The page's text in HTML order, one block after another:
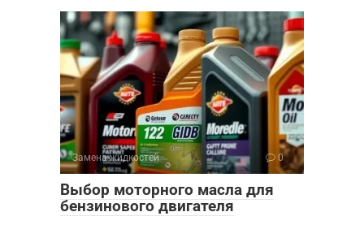
Замена жидкостей 0
Выбор моторного масла для
бензинового двигателя